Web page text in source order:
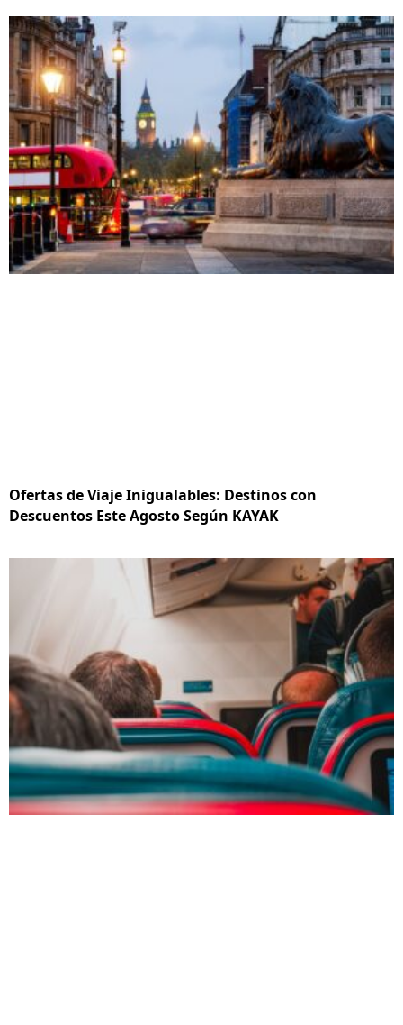
Ofertas de Viaje Inigualables: Destinos con
Descuentos Este Agosto Según KAYAK